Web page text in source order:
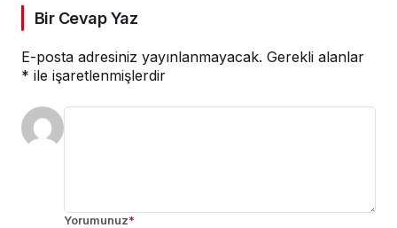
Bir Cevap Yaz
E-posta adresiniz yayınlanmayacak. Gerekli alanlar
* ile işaretlenmişlerdir
Yorumunuz*